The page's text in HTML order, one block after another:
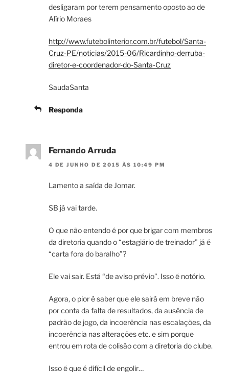
desligaram por terem pensamento oposto ao de
Alírio Moraes
http://www.futebolinterior.com.br/futebol/Santa-
Cruz-PE/noticias/2015-06/Ricardinho-derruba-
diretor-e-coordenador-do-Santa-Cruz
SaudaSanta
Responda
Fernando Arruda
4 DE JUNHO DE 2015 ÀS 10:49 PM
Lamento a saída de Jomar.
SB já vai tarde.
O que não entendo é por que brigar com membros
da diretoria quando o “estagiário de treinador” já é
“carta fora do baralho”?
Ele vai sair. Está “de aviso prévio”. Isso é notório.
Agora, o pior é saber que ele sairá em breve não
por conta da falta de resultados, da ausência de
padrão de jogo, da incoerência nas escalações, da
incoerência nas alterações etc. e sim porque
entrou em rota de colisão com a diretoria do clube.
Isso é que é difícil de engolir…